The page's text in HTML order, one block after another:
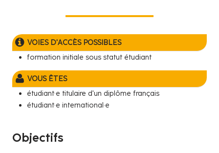
VOIES D'ACCÈS POSSIBLES
formation initiale sous statut étudiant
VOUS ÊTES
étudiant·e titulaire d'un diplôme français
étudiant·e international·e
Objectifs